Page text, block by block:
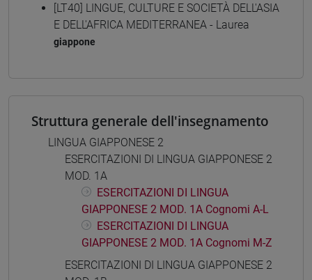
[LT40] LINGUE, CULTURE E SOCIETÀ DELL'ASIA
E DELL'AFRICA MEDITERRANEA - Laurea
giappone
Struttura generale dell'insegnamento
LINGUA GIAPPONESE 2
ESERCITAZIONI DI LINGUA GIAPPONESE 2
MOD. 1A
ESERCITAZIONI DI LINGUA
GIAPPONESE 2 MOD. 1A Cognomi A-L
ESERCITAZIONI DI LINGUA
GIAPPONESE 2 MOD. 1A Cognomi M-Z
ESERCITAZIONI DI LINGUA GIAPPONESE 2